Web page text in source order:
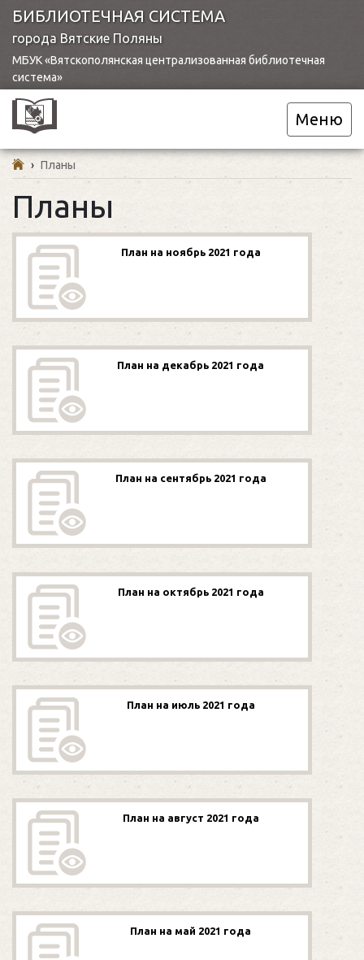
БИБЛИОТЕЧНАЯ СИСТЕМА
города Вятские Поляны
МБУК «Вятскополянская централизованная библиотечная
система»
Меню
› Планы
Планы
План на ноябрь 2021 года
План на декабрь 2021 года
План на сентябрь 2021 года
План на октябрь 2021 года
План на июль 2021 года
План на август 2021 года
План на май 2021 года